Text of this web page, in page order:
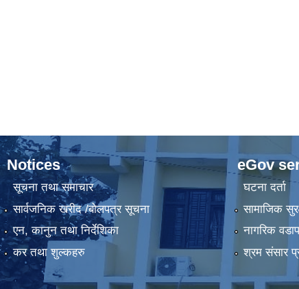
Notices
सूचना तथा समाचार
सार्वजनिक खरीद /बोलपत्र सूचना
एन, कानुन तथा निर्देशिका
कर तथा शुल्कहरु
eGov
घटना दर्ता
सामाजिक
नागरिक
श्रम संसार